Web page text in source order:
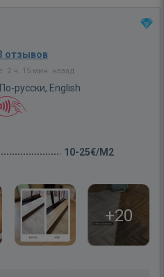
отзывов
2 ч. 15 мин. назад
русски, English
10-25€/M2
+20